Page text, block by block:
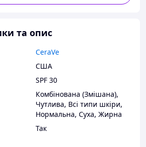
та опис
CeraVe
США
SPF 30
Комбінована (Змішана),
Чутлива, Всі типи шкіри,
Нормальна, Суха, Жирна
Так